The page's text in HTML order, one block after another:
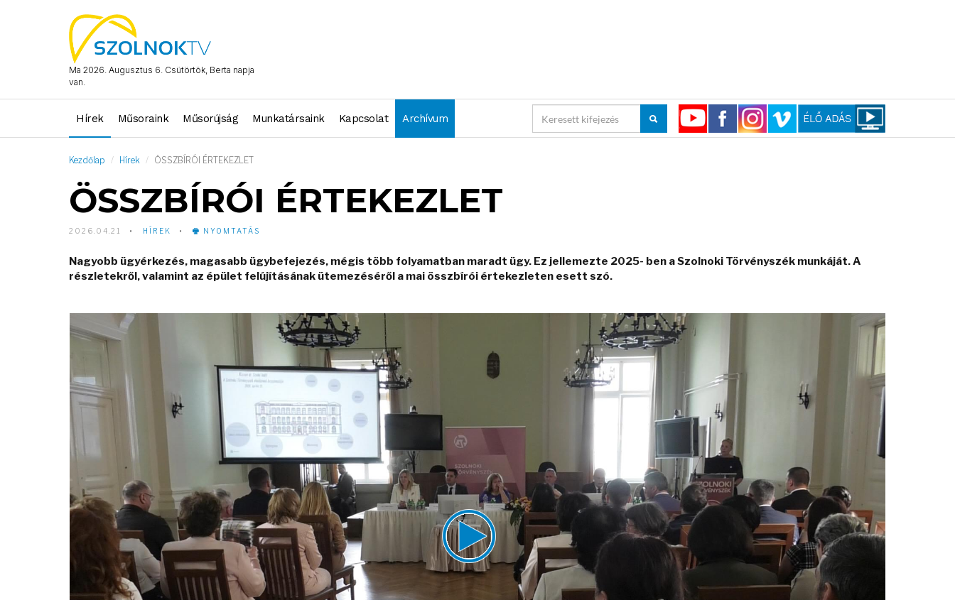
Ma 2026. Augusztus 6. Csütörtök, Berta napja
van.
Hírek Műsoraink Műsorújság Munkatársaink Kapcsolat Archívum
Kezdőlap Hírek ÖSSZBÍRÓI ÉRTEKEZLET
ÖSSZBÍRÓI ÉRTEKEZLET
2026.04.21 HÍREK NYOMTATÁS
Nagyobb ügyérkezés, magasabb ügybefejezés, mégis több folyamatban maradt ügy. Ez jellemezte 2025- ben a Szolnoki Törvényszék munkáját. A
részletekről, valamint az épület felújításának ütemezéséről a mai összbírói értekezleten esett szó.
Player